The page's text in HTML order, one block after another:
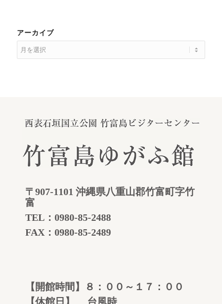
アーカイブ
〒907-1101 沖縄県八重山郡竹富町字竹
富
TEL：0980-85-2488
FAX：0980-85-2489
【開館時間】８：００～１７：００
【休館日】 台風時